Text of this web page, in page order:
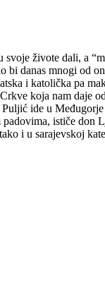
živote dali, a
bi danas mnogi od
i katolička pa
koja nam daje
ide u
ističe don
i u sarajevskoj